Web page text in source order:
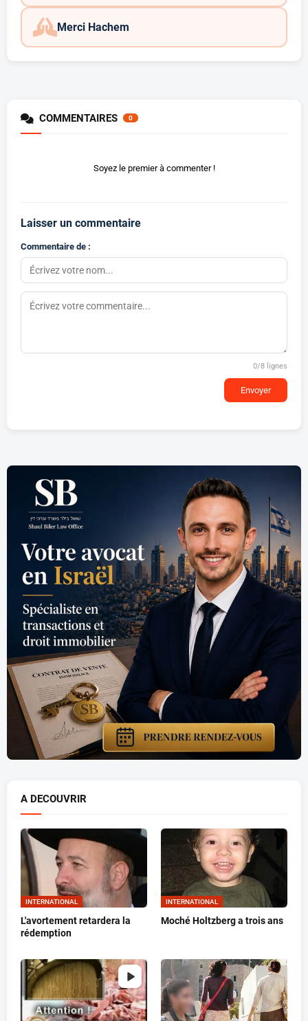
Merci Hachem
COMMENTAIRES 0
Soyez le premier à commenter !
Laisser un commentaire
Commentaire de :
0/8 lignes
Envoyer
A DECOUVRIR
INTERNATIONAL
L'avortement retardera la
rédemption
INTERNATIONAL
Moché Holtzberg a trois ans